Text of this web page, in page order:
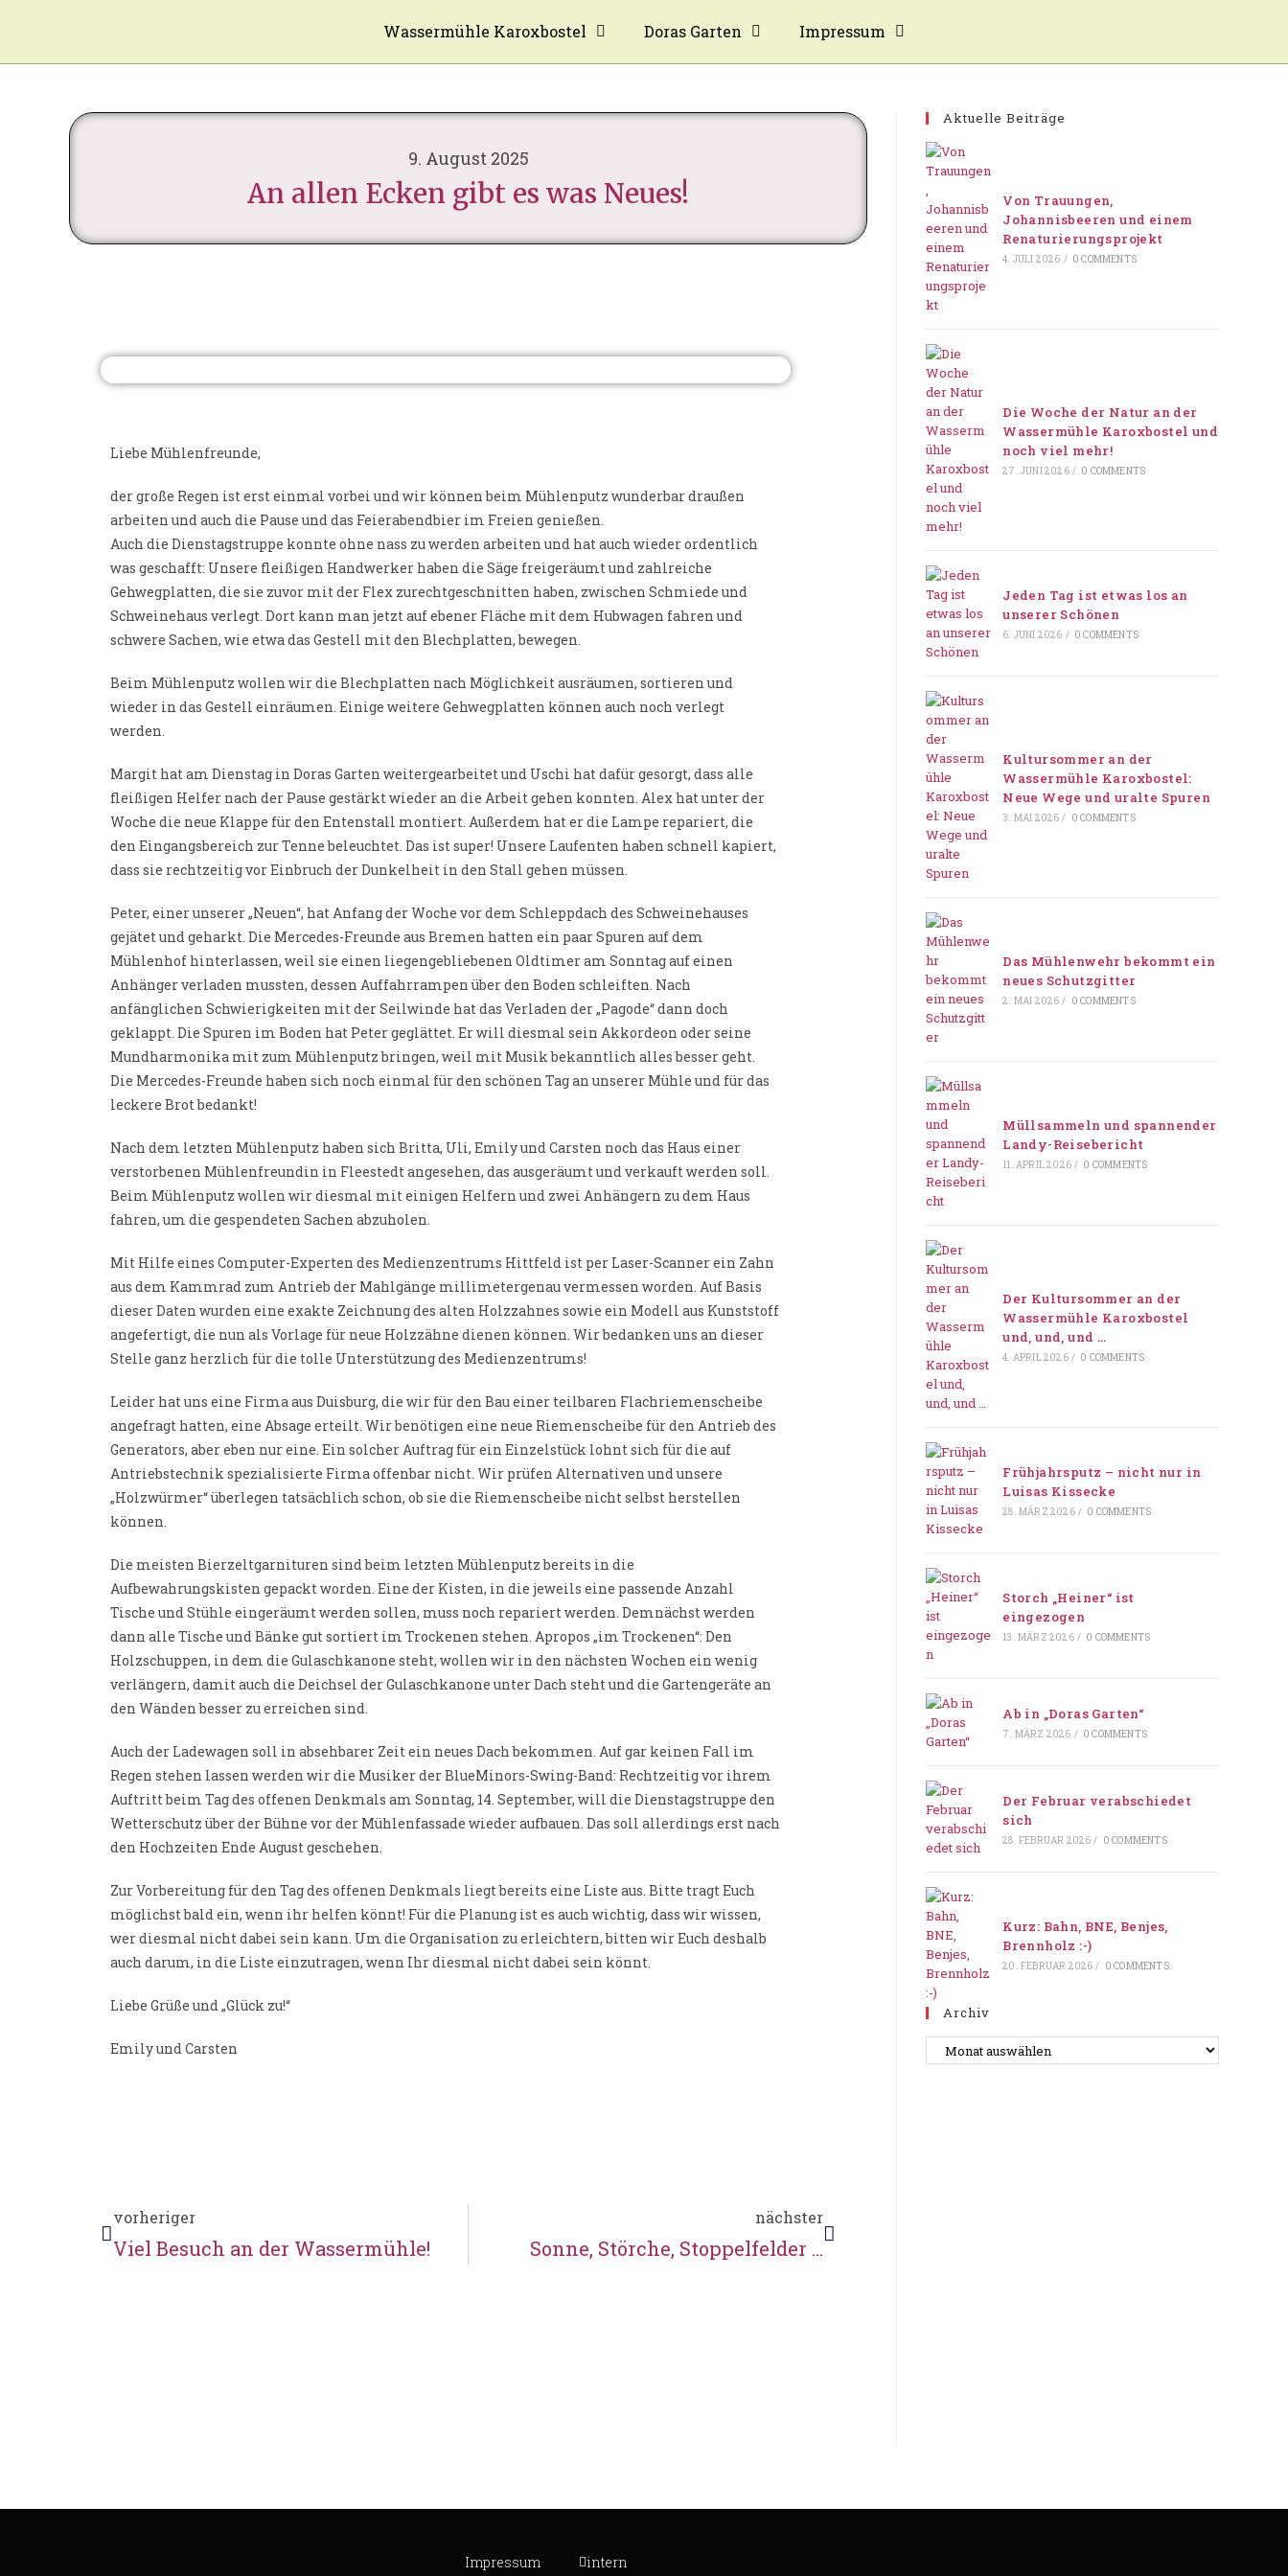
Wassermühle Karoxbostel Doras Garten Impressum
9. August 2025
An allen Ecken gibt es was Neues!
Liebe Mühlenfreunde,
der große Regen ist erst einmal vorbei und wir können beim Mühlenputz wunderbar draußen
arbeiten und auch die Pause und das Feierabendbier im Freien genießen.
Auch die Dienstagstruppe konnte ohne nass zu werden arbeiten und hat auch wieder ordentlich
was geschafft: Unsere fleißigen Handwerker haben die Säge freigeräumt und zahlreiche
Gehwegplatten, die sie zuvor mit der Flex zurechtgeschnitten haben, zwischen Schmiede und
Schweinehaus verlegt. Dort kann man jetzt auf ebener Fläche mit dem Hubwagen fahren und
schwere Sachen, wie etwa das Gestell mit den Blechplatten, bewegen.
Beim Mühlenputz wollen wir die Blechplatten nach Möglichkeit ausräumen, sortieren und
wieder in das Gestell einräumen. Einige weitere Gehwegplatten können auch noch verlegt
werden.
Margit hat am Dienstag in Doras Garten weitergearbeitet und Uschi hat dafür gesorgt, dass alle
fleißigen Helfer nach der Pause gestärkt wieder an die Arbeit gehen konnten. Alex hat unter der
Woche die neue Klappe für den Entenstall montiert. Außerdem hat er die Lampe repariert, die
den Eingangsbereich zur Tenne beleuchtet. Das ist super! Unsere Laufenten haben schnell kapiert,
dass sie rechtzeitig vor Einbruch der Dunkelheit in den Stall gehen müssen.
Peter, einer unserer „Neuen“, hat Anfang der Woche vor dem Schleppdach des Schweinehauses
gejätet und geharkt. Die Mercedes-Freunde aus Bremen hatten ein paar Spuren auf dem
Mühlenhof hinterlassen, weil sie einen liegengebliebenen Oldtimer am Sonntag auf einen
Anhänger verladen mussten, dessen Auffahrrampen über den Boden schleiften. Nach
anfänglichen Schwierigkeiten mit der Seilwinde hat das Verladen der „Pagode“ dann doch
geklappt. Die Spuren im Boden hat Peter geglättet. Er will diesmal sein Akkordeon oder seine
Mundharmonika mit zum Mühlenputz bringen, weil mit Musik bekanntlich alles besser geht.
Die Mercedes-Freunde haben sich noch einmal für den schönen Tag an unserer Mühle und für das
leckere Brot bedankt!
Nach dem letzten Mühlenputz haben sich Britta, Uli, Emily und Carsten noch das Haus einer
verstorbenen Mühlenfreundin in Fleestedt angesehen, das ausgeräumt und verkauft werden soll.
Beim Mühlenputz wollen wir diesmal mit einigen Helfern und zwei Anhängern zu dem Haus
fahren, um die gespendeten Sachen abzuholen.
Mit Hilfe eines Computer-Experten des Medienzentrums Hittfeld ist per Laser-Scanner ein Zahn
aus dem Kammrad zum Antrieb der Mahlgänge millimetergenau vermessen worden. Auf Basis
dieser Daten wurden eine exakte Zeichnung des alten Holzzahnes sowie ein Modell aus Kunststoff
angefertigt, die nun als Vorlage für neue Holzzähne dienen können. Wir bedanken uns an dieser
Stelle ganz herzlich für die tolle Unterstützung des Medienzentrums!
Leider hat uns eine Firma aus Duisburg, die wir für den Bau einer teilbaren Flachriemenscheibe
angefragt hatten, eine Absage erteilt. Wir benötigen eine neue Riemenscheibe für den Antrieb des
Generators, aber eben nur eine. Ein solcher Auftrag für ein Einzelstück lohnt sich für die auf
Antriebstechnik spezialisierte Firma offenbar nicht. Wir prüfen Alternativen und unsere
„Holzwürmer“ überlegen tatsächlich schon, ob sie die Riemenscheibe nicht selbst herstellen
können.
Die meisten Bierzeltgarnituren sind beim letzten Mühlenputz bereits in die
Aufbewahrungskisten gepackt worden. Eine der Kisten, in die jeweils eine passende Anzahl
Tische und Stühle eingeräumt werden sollen, muss noch repariert werden. Demnächst werden
dann alle Tische und Bänke gut sortiert im Trockenen stehen. Apropos „im Trockenen“: Den
Holzschuppen, in dem die Gulaschkanone steht, wollen wir in den nächsten Wochen ein wenig
verlängern, damit auch die Deichsel der Gulaschkanone unter Dach steht und die Gartengeräte an
den Wänden besser zu erreichen sind.
Auch der Ladewagen soll in absehbarer Zeit ein neues Dach bekommen. Auf gar keinen Fall im
Regen stehen lassen werden wir die Musiker der BlueMinors-Swing-Band: Rechtzeitig vor ihrem
Auftritt beim Tag des offenen Denkmals am Sonntag, 14. September, will die Dienstagstruppe den
Wetterschutz über der Bühne vor der Mühlenfassade wieder aufbauen. Das soll allerdings erst nach
den Hochzeiten Ende August geschehen.
Zur Vorbereitung für den Tag des offenen Denkmals liegt bereits eine Liste aus. Bitte tragt Euch
möglichst bald ein, wenn ihr helfen könnt! Für die Planung ist es auch wichtig, dass wir wissen,
wer diesmal nicht dabei sein kann. Um die Organisation zu erleichtern, bitten wir Euch deshalb
auch darum, in die Liste einzutragen, wenn Ihr diesmal nicht dabei sein könnt.
Liebe Grüße und „Glück zu!“
Emily und Carsten
vorheriger
Viel Besuch an der Wassermühle!
nächster
Sonne, Störche, Stoppelfelder …
Aktuelle Beiträge
Von Trauungen,
Johannisbeeren und einem
Renaturierungsprojekt
4. JULI 2026 / 0 COMMENTS
Die Woche der Natur an der
Wassermühle Karoxbostel und
noch viel mehr!
27. JUNI 2026 / 0 COMMENTS
Jeden Tag ist etwas los an
unserer Schönen
6. JUNI 2026 / 0 COMMENTS
Kultursommer an der
Wassermühle Karoxbostel:
Neue Wege und uralte Spuren
3. MAI 2026 / 0 COMMENTS
Das Mühlenwehr bekommt ein
neues Schutzgitter
2. MAI 2026 / 0 COMMENTS
Müllsammeln und spannender
Landy-Reisebericht
11. APRIL 2026 / 0 COMMENTS
Der Kultursommer an der
Wassermühle Karoxbostel
und, und, und …
4. APRIL 2026 / 0 COMMENTS
Frühjahrsputz – nicht nur in
Luisas Kissecke
28. MÄRZ 2026 / 0 COMMENTS
Storch „Heiner“ ist
eingezogen
13. MÄRZ 2026 / 0 COMMENTS
Ab in „Doras Garten“
7. MÄRZ 2026 / 0 COMMENTS
Der Februar verabschiedet
sich
28. FEBRUAR 2026 / 0 COMMENTS
Kurz: Bahn, BNE, Benjes,
Brennholz :-)
20. FEBRUAR 2026 / 0 COMMENTS
Archiv
Impressum intern